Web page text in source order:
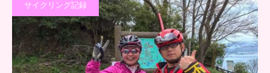
サイクリング記録